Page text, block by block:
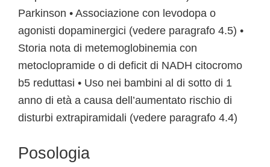
Parkinson • Associazione con levodopa o
agonisti dopaminergici (vedere paragrafo 4.5) •
Storia nota di metemoglobinemia con
metoclopramide o di deficit di NADH citocromo
b5 reduttasi • Uso nei bambini al di sotto di 1
anno di età a causa dell’aumentato rischio di
disturbi extrapiramidali (vedere paragrafo 4.4)
Posologia